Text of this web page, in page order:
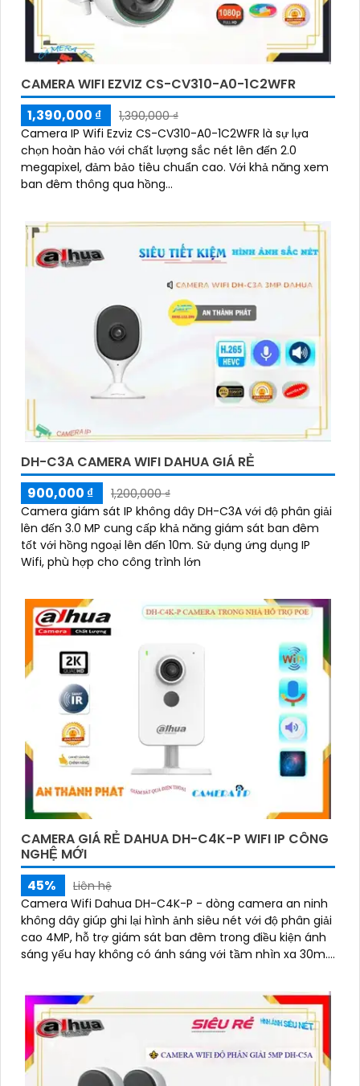
CAMERA WIFI EZVIZ CS-CV310-A0-1C2WFR
1,390,000 ₫
1,390,000 ₫
Camera IP Wifi Ezviz CS-CV310-A0-1C2WFR là sự lựa
chọn hoàn hảo với chất lượng sắc nét lên đến 2.0
megapixel, đảm bảo tiêu chuẩn cao. Với khả năng xem
ban đêm thông qua hồng...
DH-C3A CAMERA WIFI DAHUA GIÁ RẺ
900,000 ₫
1,200,000 ₫
Camera giám sát IP không dây DH-C3A với độ phân giải
lên đến 3.0 MP cung cấp khả năng giám sát ban đêm
tốt với hồng ngoại lên đến 10m. Sử dụng ứng dụng IP
Wifi, phù hợp cho công trình lớn
CAMERA GIÁ RẺ DAHUA DH-C4K-P WIFI IP CÔNG
NGHỆ MỚI
45%
Liên hệ
Camera Wifi Dahua DH-C4K-P - dòng camera an ninh
không dây giúp ghi lại hình ảnh siêu nét với độ phân giải
cao 4MP, hỗ trợ giám sát ban đêm trong điều kiện ánh
sáng yếu hay không có ánh sáng với tầm nhìn xa 30m.
trữ dữ liệu tại chỗ qua khe cắm thẻ nhớ Micro SD, IP
không dây, tích hợp chức năng chống cảnh báo
chuyển động giả bằng motion detection và nhận dạng
người